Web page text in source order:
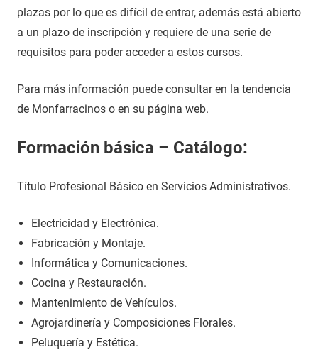
plazas por lo que es difícil de entrar, además está abierto
a un plazo de inscripción y requiere de una serie de
requisitos para poder acceder a estos cursos.
Para más información puede consultar en la tendencia
de Monfarracinos o en su página web.
Formación básica – Catálogo:
Título Profesional Básico en Servicios Administrativos.
Electricidad y Electrónica.
Fabricación y Montaje.
Informática y Comunicaciones.
Cocina y Restauración.
Mantenimiento de Vehículos.
Agrojardinería y Composiciones Florales.
Peluquería y Estética.